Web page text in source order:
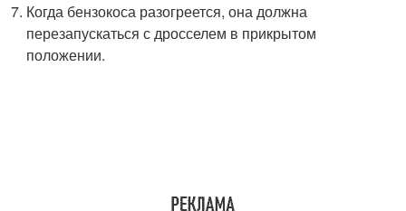
Когда бензокоса разогреется, она должна
перезапускаться с дросселем в прикрытом
положении.